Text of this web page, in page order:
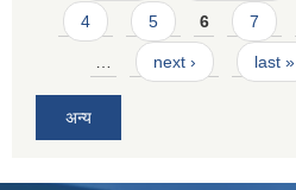
4 5 6 7
next › last »
अन्य